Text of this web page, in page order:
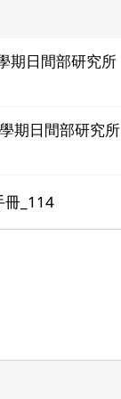
期日間部研究所
期日間部研究所
冊_114